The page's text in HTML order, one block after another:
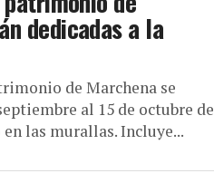
dedicadas a la
de Marchena se
al 15 de octubre de
las murallas. Incluye...